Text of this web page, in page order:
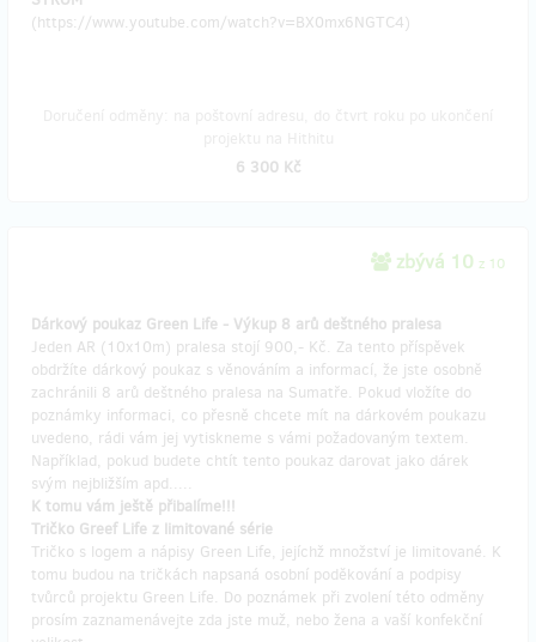
(https://www.youtube.com/watch?v=BX0mx6NGTC4)
6 300 Kč
zbývá 10 z 10
Dárkový poukaz Green Life - Výkup 8 arů deštného pralesa
Jeden AR (10x10m) pralesa stojí 900,- Kč. Za tento příspěvek
obdržíte dárkový poukaz s věnováním a informací, že jste osobně
zachránili 8 arů deštného pralesa na Sumatře. Pokud vložíte do
poznámky informaci, co přesně chcete mít na dárkovém poukazu
uvedeno, rádi vám jej vytiskneme s vámi požadovaným textem.
Například, pokud budete chtít tento poukaz darovat jako dárek
svým nejbližším apd.....
K tomu vám ještě přibalíme!!!
Tričko Greef Life z limitované série
Tričko s logem a nápisy Green Life, jejíchž množství je limitované. K
tomu budou na tričkách napsaná osobní poděkování a podpisy
tvůrců projektu Green Life. Do poznámek při zvolení této odměny
prosím zaznamenávejte zda jste muž, nebo žena a vaší konfekční